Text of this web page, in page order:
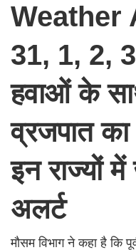
31, 1, 2,
हवाओं के
व्रजपात
इन राज्यों में
अलर्ट
मौसम विभाग ने कहा है कि